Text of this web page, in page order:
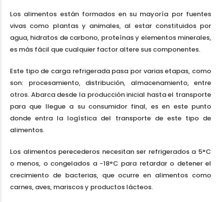
Los alimentos están formados en su mayoría por fuentes
vivas como plantas y animales, al estar constituidos por
agua, hidratos de carbono, proteínas y elementos minerales,
es más fácil que cualquier factor altere sus componentes.
Este tipo de carga refrigerada pasa por varias etapas, como
son: procesamiento, distribución, almacenamiento, entre
otros. Abarca desde la producción inicial hasta el transporte
para que llegue a su consumidor final, es en este punto
donde entra la logística del transporte de este tipo de
alimentos.
Los alimentos perecederos necesitan ser refrigerados a 5°C
o menos, o congelados a -18°C para retardar o detener el
crecimiento de bacterias, que ocurre en alimentos como
carnes, aves, mariscos y productos lácteos.